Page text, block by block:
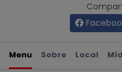
Menu Sobre Local